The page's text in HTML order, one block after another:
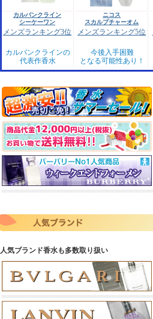
カルバンクライン
シーケーワン
メンズランキング3位
カルバンクラインの
代表作香水
ニコス
スカルプチャーオム
メンズランキング5位
今後入手困難
となる可能性あり！
人気ブランド香水も多数取り扱い